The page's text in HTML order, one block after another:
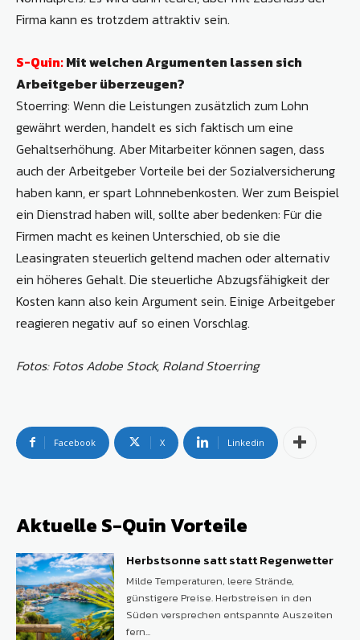
Firma kann es trotzdem attraktiv sein.
S-Quin:Mit welchen Argumenten lassen sich
Arbeitgeber überzeugen?
Stoerring: Wenn die Leistungen zusätzlich zum Lohn
gewährt werden, handelt es sich faktisch um eine
Gehaltserhöhung. Aber Mitarbeiter können sagen, dass
auch der Arbeitgeber Vorteile bei der Sozialversicherung
haben kann, er spart Lohnnebenkosten. Wer zum Beispiel
ein Dienstrad haben will, sollte aber bedenken: Für die
Firmen macht es keinen Unterschied, ob sie die
Leasingraten steuerlich geltend machen oder alternativ
ein höheres Gehalt. Die steuerliche Abzugsfähigkeit der
Kosten kann also kein Argument sein. Einige Arbeitgeber
reagieren negativ auf so einen Vorschlag.
Fotos: Fotos Adobe Stock, Roland Stoerring
Facebook X Linkedin
Aktuelle S-Quin Vorteile
Herbstsonne satt statt Regenwetter
Milde Temperaturen, leere Strände,
günstigere Preise. Herbstreisen in den
Süden versprechen entspannte Auszeiten
fern...